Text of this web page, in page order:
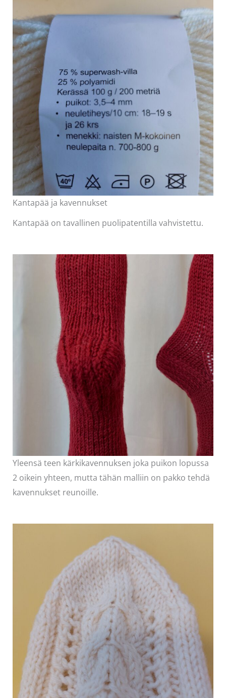
Kantapää ja kavennukset
Kantapää on tavallinen puolipatentilla vahvistettu.
Yleensä teen kärkikavennuksen joka puikon lopussa
2 oikein yhteen, mutta tähän malliin on pakko tehdä
kavennukset reunoille.